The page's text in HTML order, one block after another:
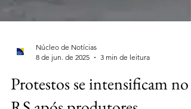
Núcleo de Notícias